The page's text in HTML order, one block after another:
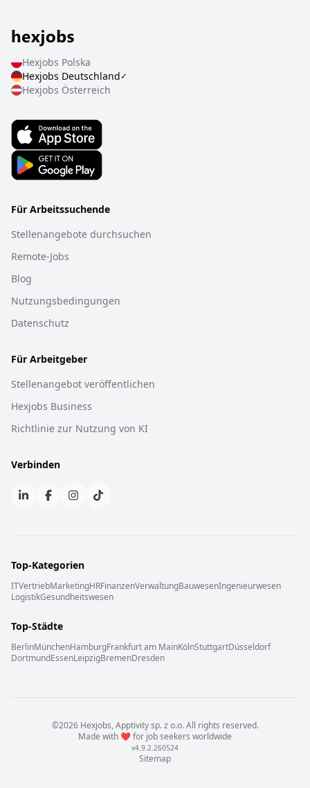
Hexjobs Polska
Hexjobs Deutschland✓
Hexjobs Österreich
Für Arbeitssuchende
Stellenangebote durchsuchen
Remote-Jobs
Blog
Nutzungsbedingungen
Datenschutz
Für Arbeitgeber
Stellenangebot veröffentlichen
Hexjobs Business
Richtlinie zur Nutzung von KI
Verbinden
Top-Kategorien
ITVertriebMarketingHRFinanzenVerwaltungBauwesenIngenieurwesen
LogistikGesundheitswesen
Top-Städte
BerlinMünchenHamburgFrankfurt am MainKölnStuttgartDüsseldorf
DortmundEssenLeipzigBremenDresden
©2026Hexjobs, Apptivity sp. z o.o. All rights reserved.
Made with ❤️ for job seekers worldwide
v4.9.2.260524
Sitemap